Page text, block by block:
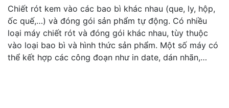
Chiết rót kem vào các bao bì khác nhau (que, ly, hộp,
ốc quế,…) và đóng gói sản phẩm tự động. Có nhiều
loại máy chiết rót và đóng gói khác nhau, tùy thuộc
vào loại bao bì và hình thức sản phẩm. Một số máy có
thể kết hợp các công đoạn như in date, dán nhãn,…